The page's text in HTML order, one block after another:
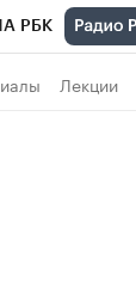
РБК
Лекции